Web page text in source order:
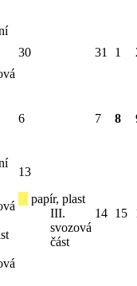
30 31 1
6 7 8
13
papír, plast
III.
svozová
část
14 15